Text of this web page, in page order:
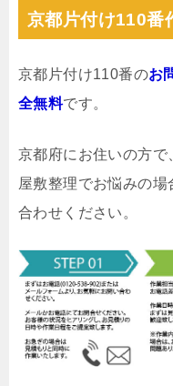
京都片付け110番
京都片付け110番のお
全無料です。
京都府にお住いの方で
屋敷整理でお悩みの
合わせください。